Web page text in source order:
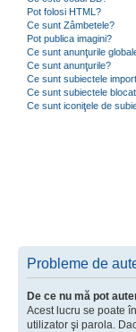
Pot folosi HTML?
Ce sunt Zâmbetele?
Pot publica imagini?
Ce sunt anunţurile
Ce sunt anunţurile?
Ce sunt subiectele
Ce sunt subiectele
Ce sunt iconiţele de
Probleme de
De ce nu mă pot
Acest lucru se poate
utilizator şi parola.